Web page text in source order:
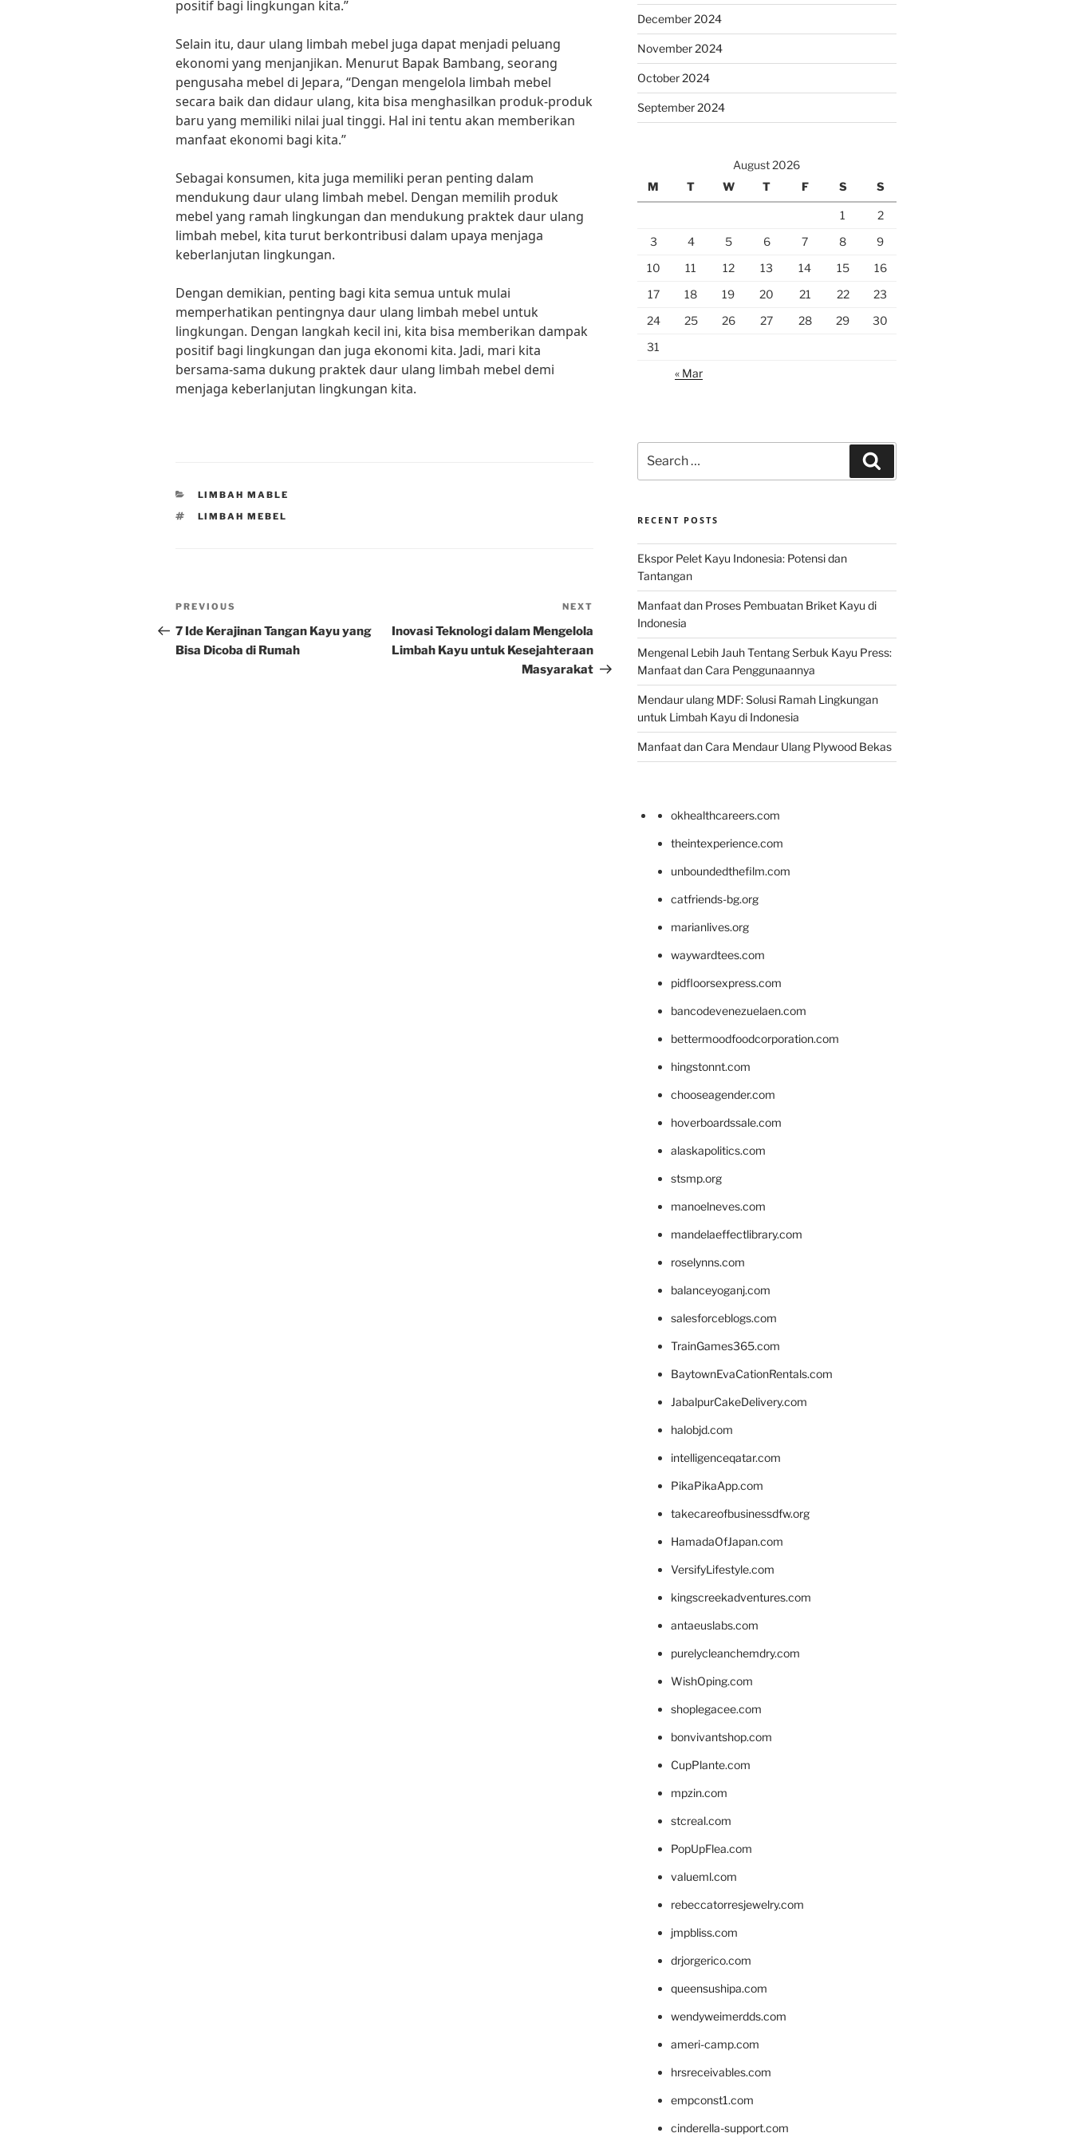
positif bagi lingkungan kita.”
Selain itu, daur ulang limbah mebel juga dapat menjadi peluang
ekonomi yang menjanjikan. Menurut Bapak Bambang, seorang
pengusaha mebel di Jepara, “Dengan mengelola limbah mebel
secara baik dan didaur ulang, kita bisa menghasilkan produk-produk
baru yang memiliki nilai jual tinggi. Hal ini tentu akan memberikan
manfaat ekonomi bagi kita.”
Sebagai konsumen, kita juga memiliki peran penting dalam
mendukung daur ulang limbah mebel. Dengan memilih produk
mebel yang ramah lingkungan dan mendukung praktek daur ulang
limbah mebel, kita turut berkontribusi dalam upaya menjaga
keberlanjutan lingkungan.
Dengan demikian, penting bagi kita semua untuk mulai
memperhatikan pentingnya daur ulang limbah mebel untuk
lingkungan. Dengan langkah kecil ini, kita bisa memberikan dampak
positif bagi lingkungan dan juga ekonomi kita. Jadi, mari kita
bersama-sama dukung praktek daur ulang limbah mebel demi
menjaga keberlanjutan lingkungan kita.
CATEGORIES
LIMBAH MABLE
TAGS
LIMBAH MEBEL
Post
navigation
Previous
Post
PREVIOUS
7 Ide Kerajinan Tangan Kayu yang
Bisa Dicoba di Rumah
NEXT
Inovasi Teknologi dalam Mengelola
Limbah Kayu untuk Kesejahteraan
Masyarakat
December 2024
November 2024
October 2024
September 2024
August 2026
M
T W T F S S
1
2
3
4 5 6 7 8
9
10
11 12 13 14 15
16
17
18 19 20 21 22
23
24
25 26 27 28 29
30
31
« Mar
for:
RECENT POSTS
Ekspor Pelet Kayu Indonesia: Potensi dan
Tantangan
Manfaat dan Proses Pembuatan Briket Kayu di
Indonesia
Mengenal Lebih Jauh Tentang Serbuk Kayu Press:
Manfaat dan Cara Penggunaannya
Mendaur ulang MDF: Solusi Ramah Lingkungan
untuk Limbah Kayu di Indonesia
Manfaat dan Cara Mendaur Ulang Plywood Bekas
okhealthcareers.com
theintexperience.com
unboundedthefilm.com
catfriends-bg.org
marianlives.org
waywardtees.com
pidfloorsexpress.com
bancodevenezuelaen.com
bettermoodfoodcorporation.com
hingstonnt.com
chooseagender.com
hoverboardssale.com
alaskapolitics.com
stsmp.org
manoelneves.com
mandelaeffectlibrary.com
roselynns.com
balanceyoganj.com
salesforceblogs.com
TrainGames365.com
BaytownEvaCationRentals.com
JabalpurCakeDelivery.com
halobjd.com
intelligenceqatar.com
PikaPikaApp.com
takecareofbusinessdfw.org
HamadaOfJapan.com
VersifyLifestyle.com
kingscreekadventures.com
antaeuslabs.com
purelycleanchemdry.com
WishOping.com
shoplegacee.com
bonvivantshop.com
CupPlante.com
mpzin.com
stcreal.com
PopUpFlea.com
valueml.com
rebeccatorresjewelry.com
jmpbliss.com
drjorgerico.com
queensushipa.com
wendyweimerdds.com
ameri-camp.com
hrsreceivables.com
empconst1.com
cinderella-support.com